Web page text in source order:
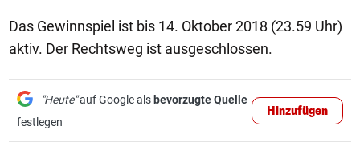
Das Gewinnspiel ist bis 14. Oktober 2018 (23.59 Uhr)
aktiv. Der Rechtsweg ist ausgeschlossen.
"Heute"auf Google als bevorzugte Quelle
festlegen
Hinzufügen